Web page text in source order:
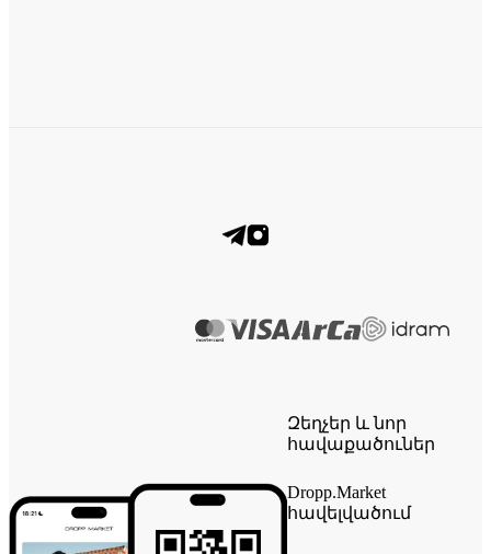
Զեղչեր և նոր
հավաքածուներ
Dropp.Market
հավելվածում